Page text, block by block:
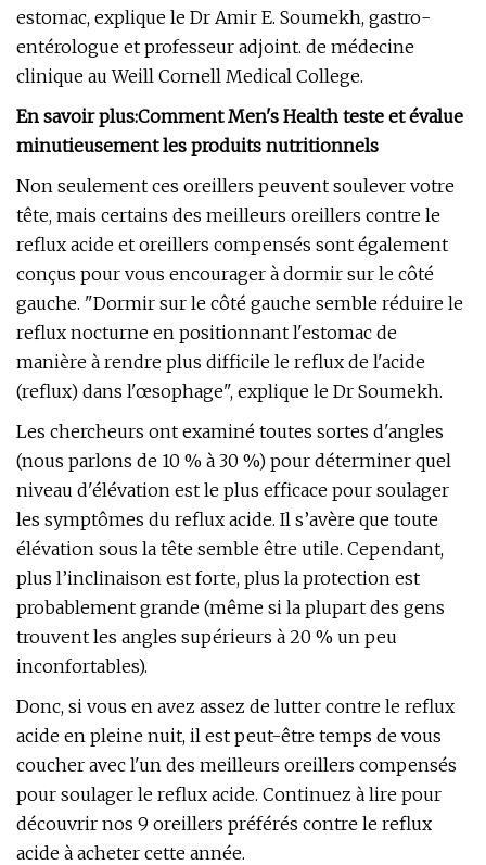
estomac, explique le Dr Amir E. Soumekh, gastro-
entérologue et professeur adjoint. de médecine
clinique au Weill Cornell Medical College.
En savoir plus:Comment Men's Health teste et évalue
minutieusement les produits nutritionnels
Non seulement ces oreillers peuvent soulever votre
tête, mais certains des meilleurs oreillers contre le
reflux acide et oreillers compensés sont également
conçus pour vous encourager à dormir sur le côté
gauche. "Dormir sur le côté gauche semble réduire le
reflux nocturne en positionnant l'estomac de
manière à rendre plus difficile le reflux de l'acide
(reflux) dans l'œsophage", explique le Dr Soumekh.
Les chercheurs ont examiné toutes sortes d'angles
(nous parlons de 10 % à 30 %) pour déterminer quel
niveau d'élévation est le plus efficace pour soulager
les symptômes du reflux acide. Il s’avère que toute
élévation sous la tête semble être utile. Cependant,
plus l’inclinaison est forte, plus la protection est
probablement grande (même si la plupart des gens
trouvent les angles supérieurs à 20 % un peu
inconfortables).
Donc, si vous en avez assez de lutter contre le reflux
acide en pleine nuit, il est peut-être temps de vous
coucher avec l'un des meilleurs oreillers compensés
pour soulager le reflux acide. Continuez à lire pour
découvrir nos 9 oreillers préférés contre le reflux
acide à acheter cette année.